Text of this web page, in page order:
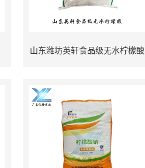
山东潍坊英轩食品级无水柠檬酸